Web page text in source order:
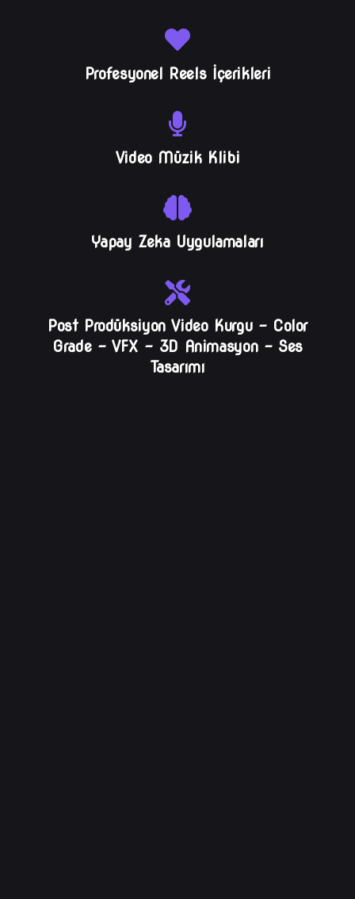
Profesyonel Reels İçerikleri
Video Müzik Klibi
Yapay Zeka Uygulamaları
Post Prodüksiyon Video Kurgu – Color
Grade – VFX – 3D Animasyon – Ses
Tasarımı